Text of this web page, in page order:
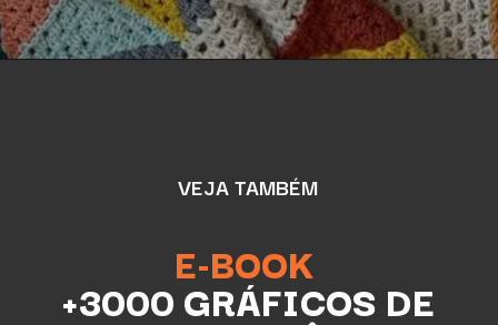
E-BOOK
+3000 GRÁFICOS DE
VEJA TAMBÉM